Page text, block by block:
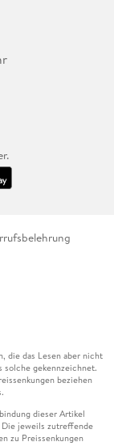
die das Lesen aber nicht
solche gekennzeichnet.
beziehen
dieser Artikel
Die jeweils zutreffende
zu Preissenkungen